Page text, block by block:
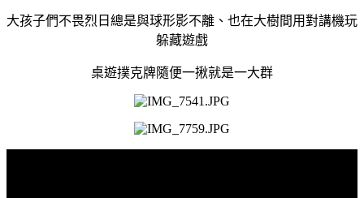
大孩子們不畏烈日總是與球形影不離、也在大樹間用對講機玩
躲藏遊戲
桌遊撲克牌隨便一揪就是一大群